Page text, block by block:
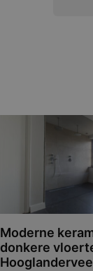
Moderne
donkere